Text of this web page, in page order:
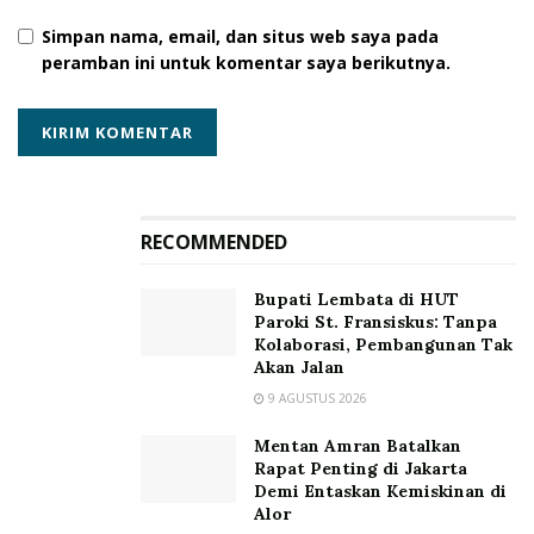
Kenapa malapari, karena malapari salah satu tanaman
bio energi yang hasil riset mengatakan potensinya
cukup bagus,” terang Alex.
Sementara untuk di Kabupaten Lembata , kata Alex,
ekonomi dan lingkungan Dr. Maria Ratnaningsih dari
DAEMETER mengatakan Program Menanam Malapari
Panen Porang ( Mama Papa ) ini memiliki projects yang
menyebar di Indonesia seperti Papua hingga Sumatera
“Program ini diharapkan dapat dimanfaatkan
masyarakat Lembata untuk
Simpan nama, email, dan situs web saya pada
peramban ini untuk komentar saya berikutnya.
RECOMMENDED
Bupati Lembata di HUT
Paroki St. Fransiskus: Tanpa
Kolaborasi, Pembangunan Tak
Akan Jalan
9 AGUSTUS 2026
Mentan Amran Batalkan
Rapat Penting di Jakarta
Demi Entaskan Kemiskinan di
Alor